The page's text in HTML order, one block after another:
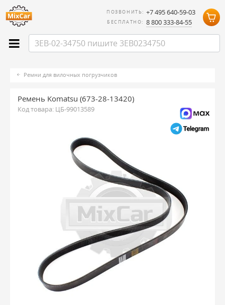
ПОЗВОНИТЬ: +7 495 640-59-03
БЕСПЛАТНО: 8 800 333-84-55
Ремни для вилочных погрузчиков
Ремень Komatsu (673-28-13420)
Код товара: ЦБ-99013589